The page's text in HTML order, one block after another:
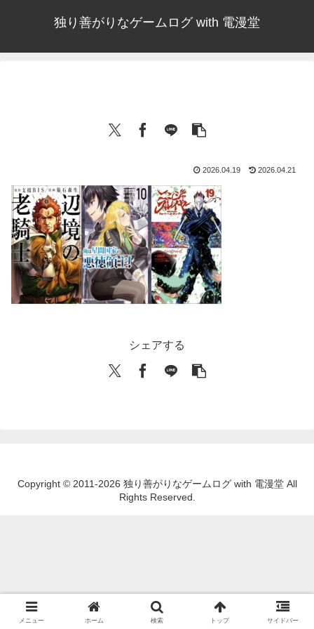
独り善がりなゲームログ with 電漫堂
2026.04.19 2026.04.21
シェアする
Copyright © 2011-2026 独り善がりなゲームログ with 電漫堂 All
Rights Reserved.
メニュー ホーム 検索 トップ サイドバー